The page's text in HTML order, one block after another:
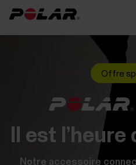
Offre
Il est l’heure
Notre accessoire